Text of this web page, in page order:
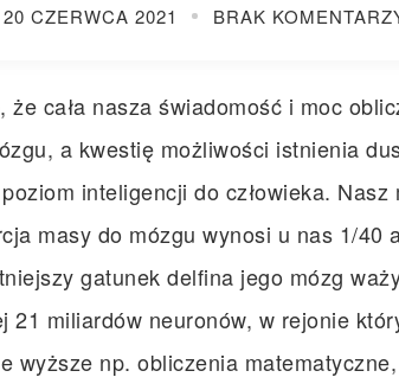
20 CZERWCA 2021 BRAK
że cała nasza świadomość i moc
a kwestię możliwości istnienia
inteligencji do człowieka. Nasz
masy do mózgu wynosi u nas 1/40
gatunek delfina jego mózg
21 miliardów neuronów, w rejonie
wyższe np. obliczenia